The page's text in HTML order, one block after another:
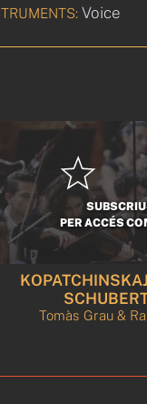
Voice
PER ACCÉS
Tomàs Grau &